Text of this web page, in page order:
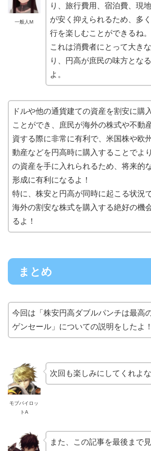
一般人M
り、旅行費用、宿泊費、現
が安く抑えられるため、多
行を楽しむことができるね。
これは消費者にとって大き
り、円高が庶民の味方とな
よ。
ドルや他の通貨建ての資産を割安に購
ことができ、庶民が海外の株式や不動
資する際に非常に有利で、米国株や欧
動産などを円高時に購入することでよ
の資産を手に入れられるため、将来的
形成に有利になるよ！
特に、株安と円高が同時に起こる状況で
海外の割安な株式を購入する絶好の機
るよ！
まとめ
今回は「株安円高ダブルパンチは最高
ゲンセール」についての説明をしたよ！
モブパイロッ
トA
次回も楽しみにしてくれよな
また、この記事を最後まで